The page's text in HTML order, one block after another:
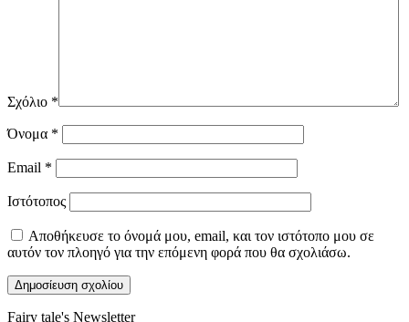
Σχόλιο *
Όνομα *
Email *
Ιστότοπος
Αποθήκευσε το όνομά μου, email, και τον ιστότοπο μου σε
αυτόν τον πλοηγό για την επόμενη φορά που θα σχολιάσω.
Fairy tale's Newsletter